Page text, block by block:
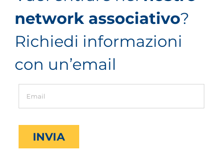
network associativo?
Richiedi informazioni
con un’email